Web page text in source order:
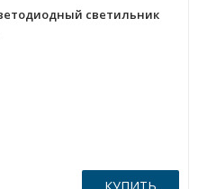
светильник